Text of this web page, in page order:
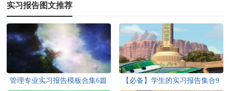
实习报告图文推荐
管理专业实习报告模板合集6篇
【必备】学生的实习报告集合9